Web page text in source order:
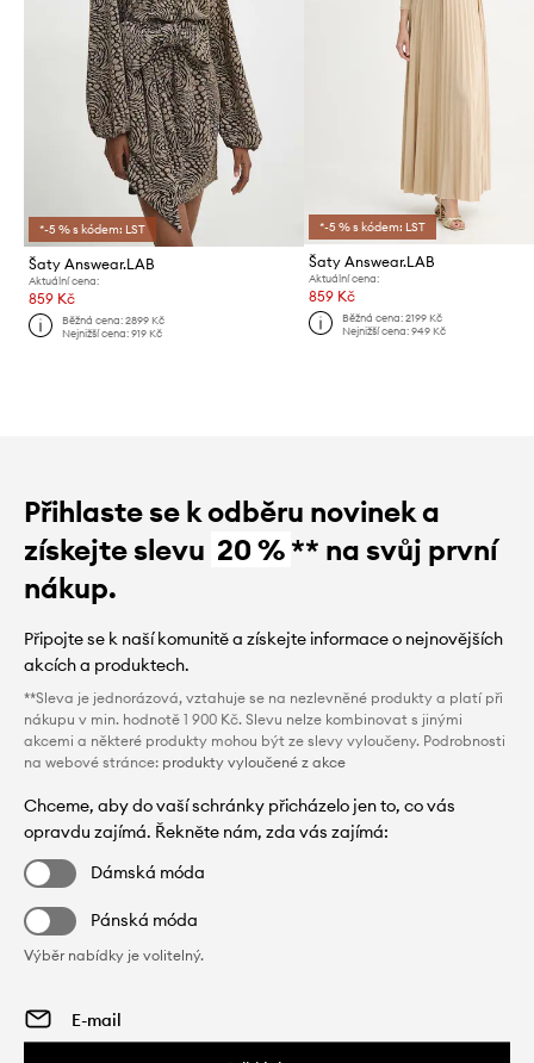
*-5 % s kódem: LST
Šaty Answear.LAB
Aktuální cena:
859 Kč
Běžná cena:2899 Kč
Nejnižší cena:919 Kč
*-5 % s kódem: LST
Šaty Answear.LAB
Aktuální cena:
859 Kč
Běžná cena: 2199 Kč
Nejnižší cena: 949 Kč
Přihlaste se k odběru novinek a
získejte slevu 20 %** na svůj první
nákup.
Připojte se k naší komunitě a získejte informace o nejnovějších
akcích a produktech.
**Sleva je jednorázová, vztahuje se na nezlevněné produkty a platí při
nákupu v min. hodnotě 1 900 Kč. Slevu nelze kombinovat s jinými
akcemi a některé produkty mohou být ze slevy vyloučeny. Podrobnosti
na webové stránce: produkty vyloučené z akce
Chceme, aby do vaší schránky přicházelo jen to, co vás
opravdu zajímá. Řekněte nám, zda vás zajímá:
Dámská móda
Pánská móda
Výběr nabídky je volitelný.